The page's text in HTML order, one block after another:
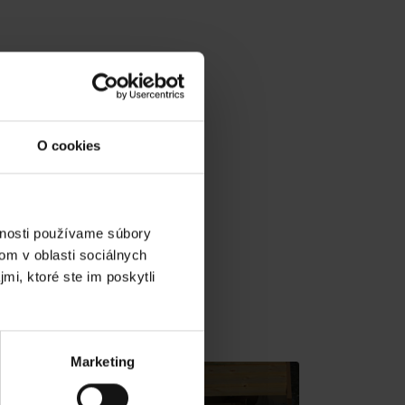
O cookies
používame súbory
v oblasti sociálnych
ktoré ste im poskytli
Marketing
gh blízkosti: